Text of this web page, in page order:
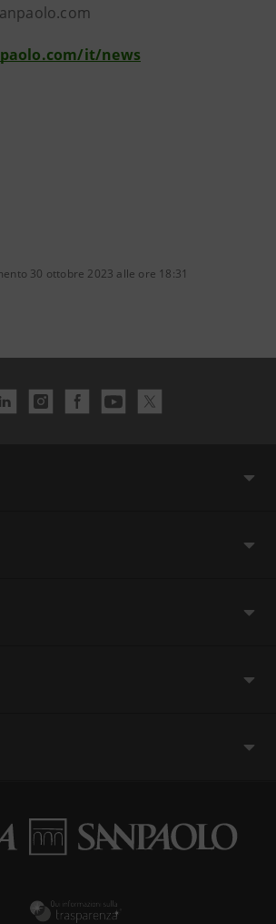
it/news
30 ottobre 2023 alle ore 18:31